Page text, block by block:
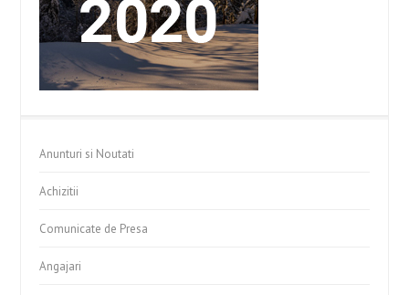
Anunturi si Noutati
Achizitii
Comunicate de Presa
Angajari